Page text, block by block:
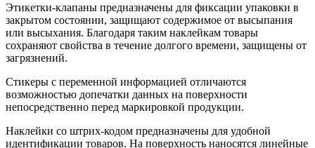
Этикетки-клапаны предназначены для фиксации упаковки в
закрытом состоянии, защищают содержимое от высыпания
или высыхания. Благодаря таким наклейкам товары
сохраняют свойства в течение долгого времени, защищены от
загрязнений.
Стикеры с переменной информацией отличаются
возможностью допечатки данных на поверхности
непосредственно перед маркировкой продукции.
Наклейки со штрих-кодом предназначены для удобной
идентификации товаров. На поверхность наносятся линейные